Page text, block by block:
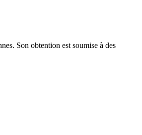
Son obtention est soumise à des